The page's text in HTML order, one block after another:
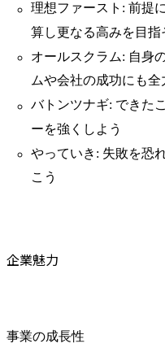
理想ファースト: 前提
算し更なる高みを目指
オールスクラム: 自身
ムや会社の成功にも全
バトンツナギ: できた
ーを強くしよう
やっていき: 失敗を恐
こう
企業魅力
事業の成長性